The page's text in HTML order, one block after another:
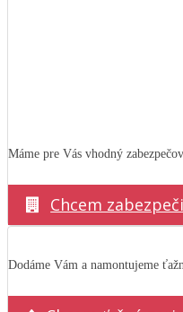
Máme pre Vás vhodný
Chcem
Dodáme Vám a namontujeme